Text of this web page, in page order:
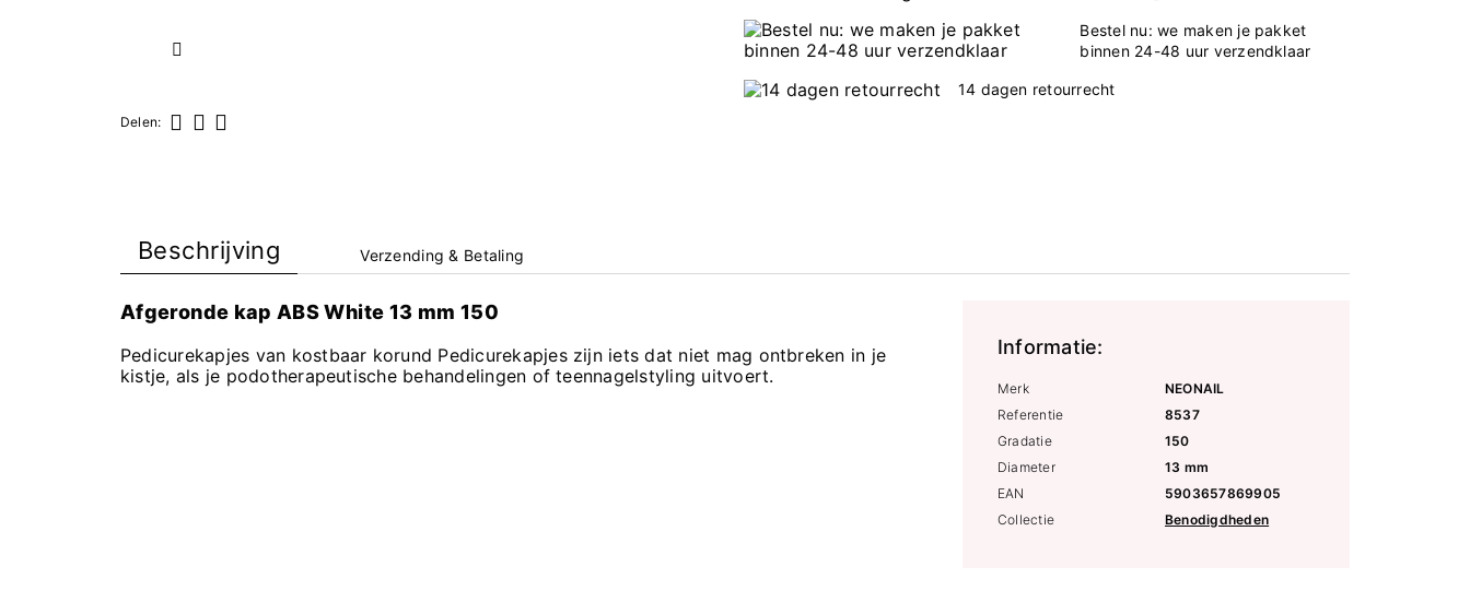
Volgende
Delen:
Bestel nu: we maken je pakket
binnen 24-48 uur verzendklaar
14 dagen retourrecht
Beschrijving Verzending & Betaling
Informatie:
Merk
NEONAIL
Referentie
8537
Gradatie
150
Diameter
13 mm
EAN
5903657869905
Collectie
Benodigdheden
Afgeronde kap ABS White 13 mm 150
Pedicurekapjes van kostbaar korund Pedicurekapjes zijn iets dat niet mag ontbreken in je
kistje, als je podotherapeutische behandelingen of teennagelstyling uitvoert.